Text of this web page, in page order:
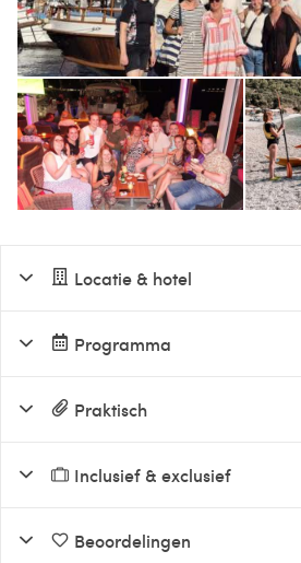
Locatie & hotel
Programma
Praktisch
Inclusief & exclusief
Beoordelingen